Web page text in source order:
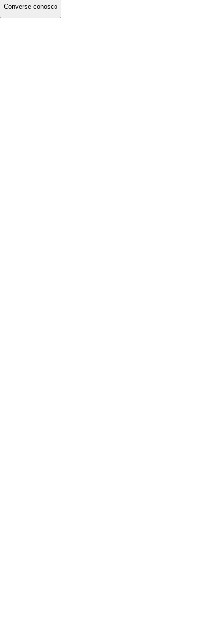
Converse conosco